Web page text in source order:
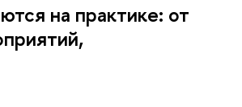
на практике: от